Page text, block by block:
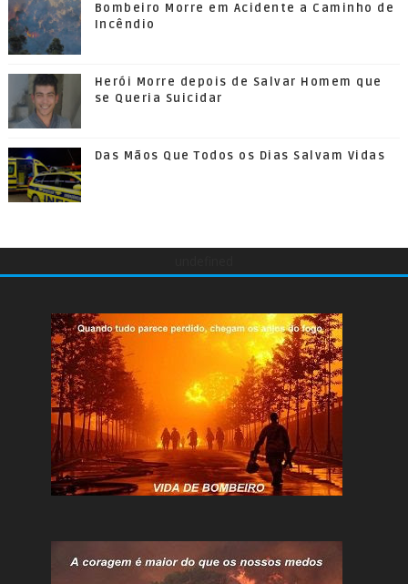
Bombeiro Morre em Acidente a Caminho de
Incêndio
Herói Morre depois de Salvar Homem que
se Queria Suicidar
Das Mãos Que Todos os Dias Salvam Vidas